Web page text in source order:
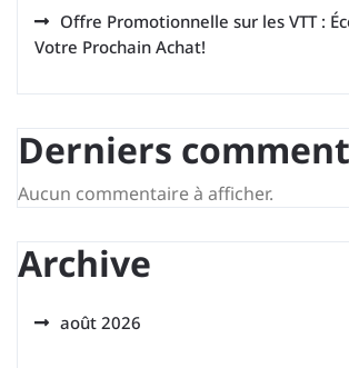
Offre Promotionnelle sur les VTT :
Votre Prochain Achat!
Derniers
Aucun commentaire à afficher.
Archive
août 2026